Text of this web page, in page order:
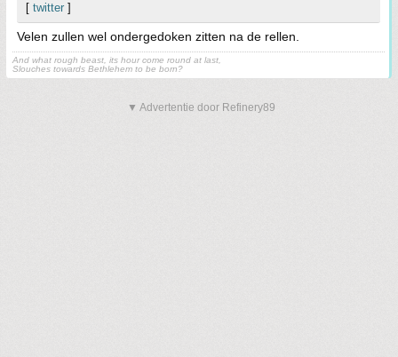
[ twitter ]
Velen zullen wel ondergedoken zitten na de rellen.
And what rough beast, its hour come round at last,
Slouches towards Bethlehem to be born?
▼ Advertentie door Refinery89